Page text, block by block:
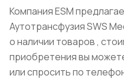
Компания ESM
Аутотрансфузия SWS
о наличии товаров ,
приобретения вы
или спросить по